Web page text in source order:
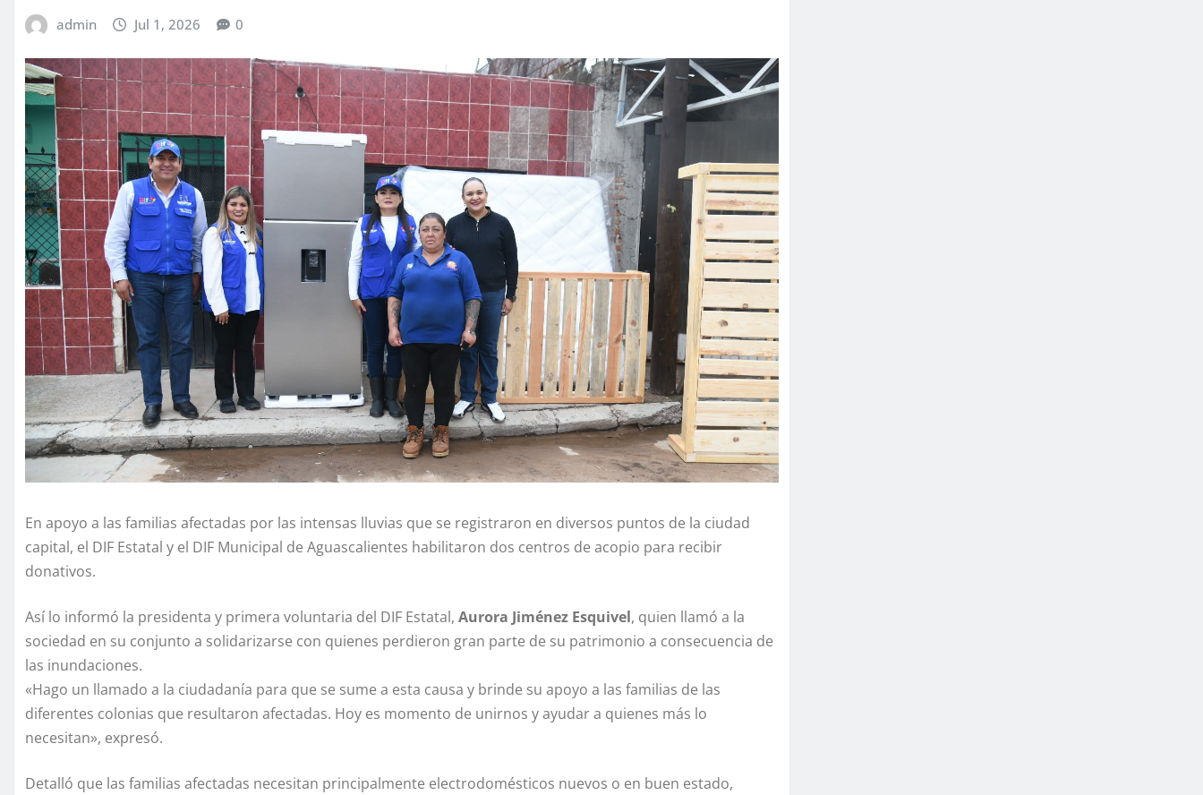
admin Jul 1, 2026 0
En apoyo a las familias afectadas por las intensas lluvias que se registraron en diversos puntos de la ciudad
capital, el DIF Estatal y el DIF Municipal de Aguascalientes habilitaron dos centros de acopio para recibir
donativos.
Así lo informó la presidenta y primera voluntaria del DIF Estatal, Aurora Jiménez Esquivel, quien llamó a la
sociedad en su conjunto a solidarizarse con quienes perdieron gran parte de su patrimonio a consecuencia de
las inundaciones.
«Hago un llamado a la ciudadanía para que se sume a esta causa y brinde su apoyo a las familias de las
diferentes colonias que resultaron afectadas. Hoy es momento de unirnos y ayudar a quienes más lo
necesitan», expresó.
Detalló que las familias afectadas necesitan principalmente electrodomésticos nuevos o en buen estado,